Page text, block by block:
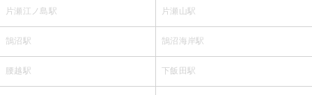
片瀬江ノ島駅 片瀬山駅
鵠沼駅 鵠沼海岸駅
腰越駅 下飯田駅